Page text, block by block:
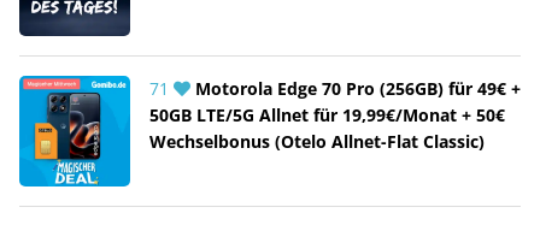
71
Motorola Edge 70 Pro (256GB) für 49€ +
50GB LTE/5G Allnet für 19,99€/Monat + 50€
Wechselbonus (Otelo Allnet-Flat Classic)